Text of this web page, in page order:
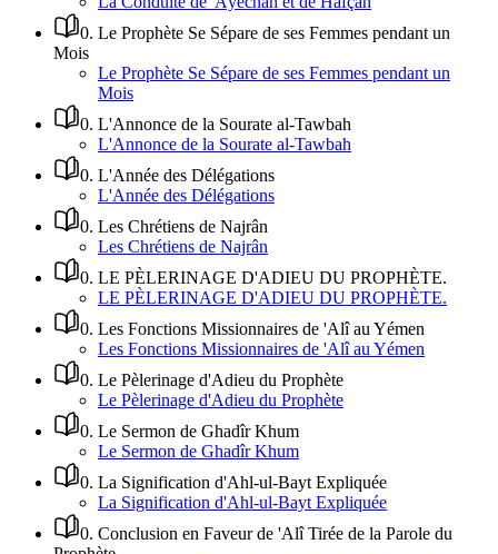
0. Le Prophète Se Sépare de ses Femmes pendant un
Mois
Le Prophète Se Sépare de ses Femmes pendant un
Mois
0. L'Annonce de la Sourate al-Tawbah
L'Annonce de la Sourate al-Tawbah
0. L'Année des Délégations
L'Année des Délégations
0. Les Chrétiens de Najrân
Les Chrétiens de Najrân
0. LE PÈLERINAGE D'ADIEU DU PROPHÈTE.
LE PÈLERINAGE D'ADIEU DU PROPHÈTE.
0. Les Fonctions Missionnaires de 'Alî au Yémen
Les Fonctions Missionnaires de 'Alî au Yémen
0. Le Pèlerinage d'Adieu du Prophète
Le Pèlerinage d'Adieu du Prophète
0. Le Sermon de Ghadîr Khum
Le Sermon de Ghadîr Khum
0. La Signification d'Ahl-ul-Bayt Expliquée
La Signification d'Ahl-ul-Bayt Expliquée
0. Conclusion en Faveur de 'Alî Tirée de la Parole du